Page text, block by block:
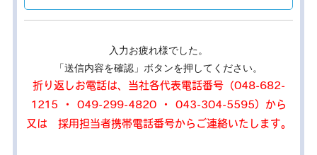
入力お疲れ様でした。
「送信内容を確認」ボタンを押してください。
折り返しお電話は、当社各代表電話番号（048-682-
1215 ・ 049-299-4820 ・ 043-304-5595）から
又は 採用担当者携帯電話番号からご連絡いたします。